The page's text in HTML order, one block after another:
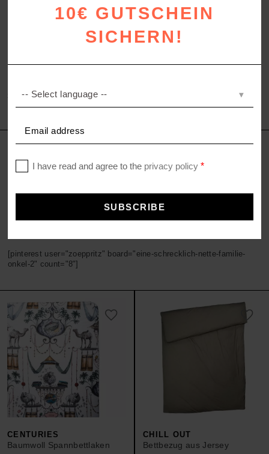
STAY FOREVER HERE
Kissenbezug aus Leinen
Baumwolldecke in Multicolor-
“Oh wow, that’s amazing.
Thank you so much.”
[pinterest user="zoeppritz" board="eine-schrecklich-nette-familie-
onkel-2" count="8"]
CENTURIES
Baumwoll Spannbettlaken
CHILL OUT
Bettbezug aus Jersey
10€ GUTSCHEIN
SICHERN!